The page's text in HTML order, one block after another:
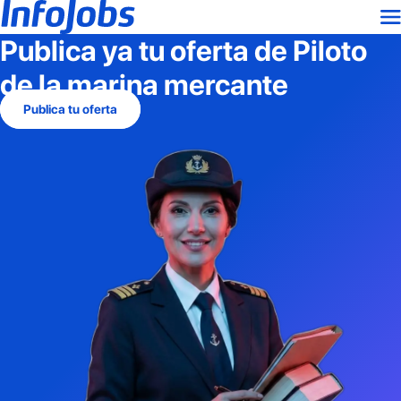
Publica ya tu oferta de Piloto
de la marina mercante
Publica tu oferta